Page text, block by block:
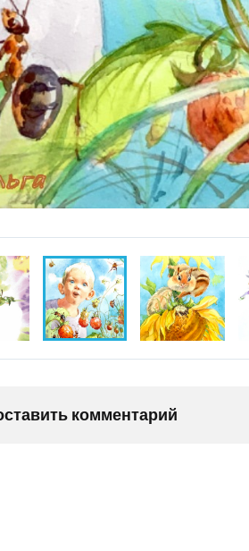
комментарий